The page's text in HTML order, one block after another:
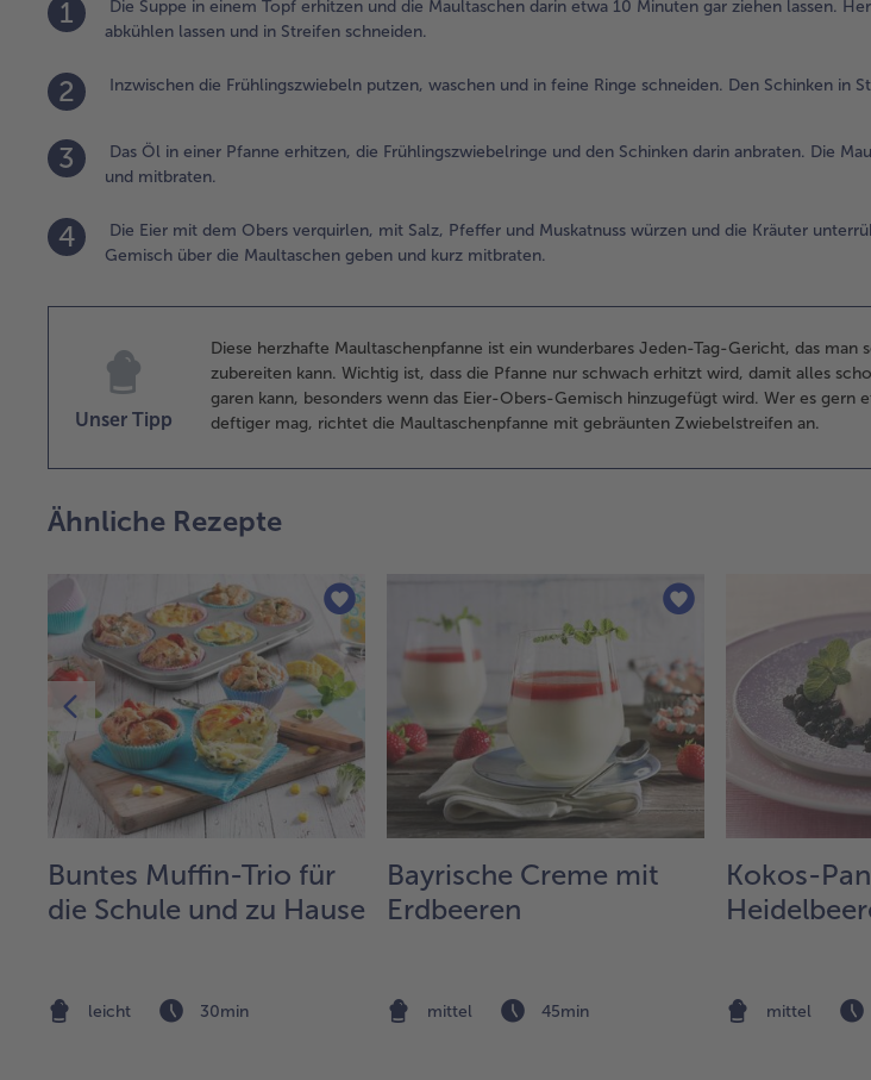
1
Die Suppe in einem Topf erhitzen und die Maultaschen darin etwa 10 Minuten gar ziehen lassen.
abkühlen lassen und in Streifen schneiden.
2 Inzwischen die Frühlingszwiebeln putzen, waschen und in feine Ringe schneiden. Den Schinken in
3
Das Öl in einer Pfanne erhitzen, die Frühlingszwiebelringe und den Schinken darin anbraten. Die
und mitbraten.
4
Die Eier mit dem Obers verquirlen, mit Salz, Pfeffer und Muskatnuss würzen und die Kräuter
Gemisch über die Maultaschen geben und kurz mitbraten.
Unser Tipp
Diese herzhafte Maultaschenpfanne ist ein wunderbares Jeden-Tag-Gericht, das man
zubereiten kann. Wichtig ist, dass die Pfanne nur schwach erhitzt wird, damit alles
garen kann, besonders wenn das Eier-Obers-Gemisch hinzugefügt wird. Wer es gern
deftiger mag, richtet die Maultaschenpfanne mit gebräunten Zwiebelstreifen an.
Ähnliche Rezepte
Buntes Muffin-Trio für
die Schule und zu Hause
leicht 30min
Bayrische Creme mit
Erdbeeren
mittel 45min
Kokos-
mittel